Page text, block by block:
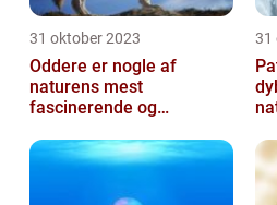
31 oktober 2023
Oddere er nogle af
naturens mest
fascinerende og
31